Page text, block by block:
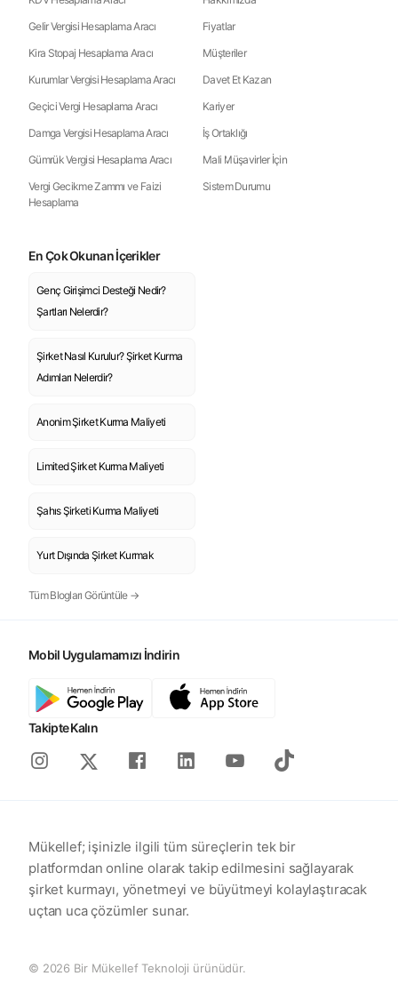
Gelir Vergisi Hesaplama Aracı
Kira Stopaj Hesaplama Aracı
Kurumlar Vergisi Hesaplama Aracı
Geçici Vergi Hesaplama Aracı
Damga Vergisi Hesaplama Aracı
Gümrük Vergisi Hesaplama Aracı
Vergi Gecikme Zammı ve Faizi
Hesaplama
Fiyatlar
Müşteriler
Davet Et Kazan
Kariyer
İş Ortaklığı
Mali Müşavirler İçin
Sistem Durumu
En Çok Okunan İçerikler
Genç Girişimci Desteği Nedir?
Şartları Nelerdir?
Şirket Nasıl Kurulur? Şirket Kurma
Adımları Nelerdir?
Anonim Şirket Kurma Maliyeti
Limited Şirket Kurma Maliyeti
Şahıs Şirketi Kurma Maliyeti
Yurt Dışında Şirket Kurmak
Tüm Blogları Görüntüle →
Mobil Uygulamamızı İndirin
Takipte Kalın
Instagram
X FacebookLinkedinYoutubeTiktok
Mükellef; işinizle ilgili tüm süreçlerin tek bir
platformdan online olarak takip edilmesini sağlayarak
şirket kurmayı, yönetmeyi ve büyütmeyi kolaylaştıracak
uçtan uca çözümler sunar.
© 2026 Bir Mükellef Teknoloji ürünüdür.